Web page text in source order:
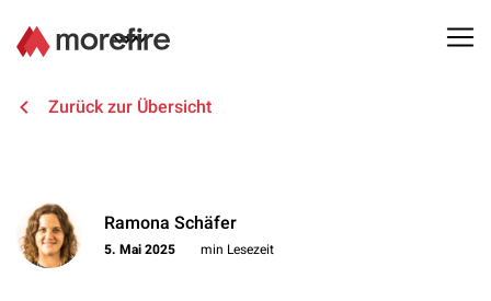
Lösungen
Über uns
Zurück zur Übersicht
Ramona Schäfer
5. Mai 2025 min Lesezeit